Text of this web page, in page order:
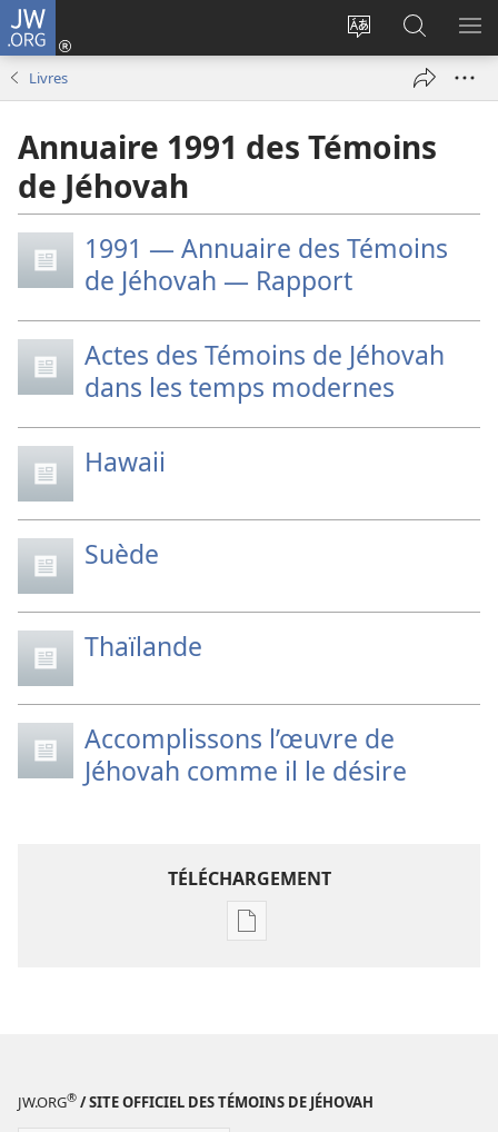
JW.ORG
Changer
langue
site
Se
connecter
fenêtre)
sur
JW.ORG
Livres
Annuaire 1991 des Témoins
de Jéhovah
1991 — Annuaire des Témoins
de Jéhovah — Rapport
Actes des Témoins de Jéhovah
dans les temps modernes
Hawaii
Suède
Thaïlande
Accomplissons l’œuvre de
Jéhovah comme il le désire
TÉLÉCHARGEMENT
Options
Annuaire
JW.ORG® / SITE OFFICIEL DES TÉMOINS DE JÉHOVAH